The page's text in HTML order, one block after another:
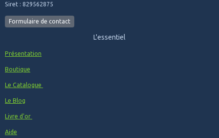
Siret : 829562875
Formulaire de contact
L'essentiel
Présentation
Boutique
Le Catalogue
Le Blog
Livre d'or
Aide